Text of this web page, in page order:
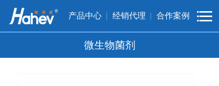
产品中心 经销代理 合作案例
微生物菌剂